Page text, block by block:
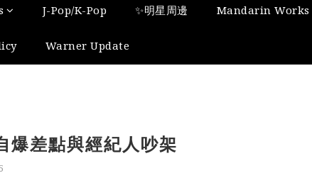
J-Pop/K-Pop ✨明星周邊 Mandarin Works
Warner Update
爆差點與經紀人吵架